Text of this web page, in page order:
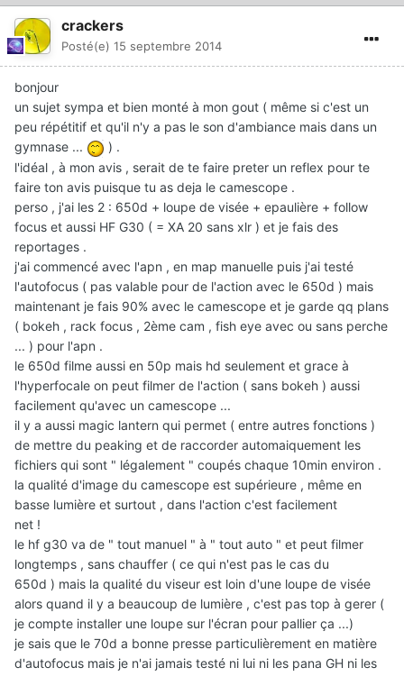
crackers
Posté(e) 15 septembre 2014
bonjour
un sujet sympa et bien monté à mon gout ( même si c'est un
peu répétitif et qu'il n'y a pas le son d'ambiance mais dans un
gymnase ...
) .
l'idéal , à mon avis , serait de te faire preter un reflex pour te
faire ton avis puisque tu as deja le camescope .
perso , j'ai les 2 : 650d + loupe de visée + epaulière + follow
focus et aussi HF G30 ( = XA 20 sans xlr ) et je fais des
reportages .
j'ai commencé avec l'apn , en map manuelle puis j'ai testé
l'autofocus ( pas valable pour de l'action avec le 650d ) mais
maintenant je fais 90% avec le camescope et je garde qq plans
( bokeh , rack focus , 2ème cam , fish eye avec ou sans perche
... ) pour l'apn .
le 650d filme aussi en 50p mais hd seulement et grace à
l'hyperfocale on peut filmer de l'action ( sans bokeh ) aussi
facilement qu'avec un camescope ...
il y a aussi magic lantern qui permet ( entre autres fonctions )
de mettre du peaking et de raccorder automaiquement les
fichiers qui sont " légalement " coupés chaque 10min environ .
la qualité d'image du camescope est supérieure , même en
basse lumière et surtout , dans l'action c'est facilement
net !
le hf g30 va de " tout manuel " à " tout auto " et peut filmer
longtemps , sans chauffer ( ce qui n'est pas le cas du
650d ) mais la qualité du viseur est loin d'une loupe de visée
alors quand il y a beaucoup de lumière , c'est pas top à gerer (
je compte installer une loupe sur l'écran pour pallier ça ...)
je sais que le 70d a bonne presse particulièrement en matière
d'autofocus mais je n'ai jamais testé ni lui ni les pana GH ni les